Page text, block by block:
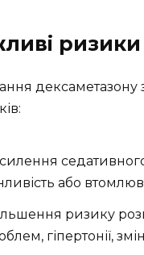
ризики
дексаметазону
або
ризику
гіпертонії,